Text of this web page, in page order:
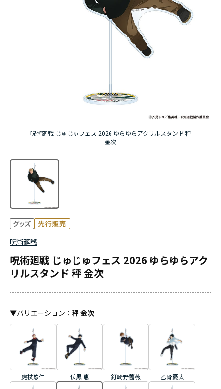
アニメ『僕のヒーローアカデミア』10周年
ハイキュー!!ジャージ＆ユニフォーム
『無職転生Ⅲ ～異世界行ったら本気だす～』
『ふつつかな悪女ではございますが ～雛宮蝶鼠と
呪術廻戦 じゅじゅフェス 2026 ゆらゆらアクリルスタンド 秤
金次
呪術廻戦
呪術廻戦 じゅじゅフェス 2026 ゆらゆらアク
リルスタンド 秤 金次
▼バリエーション ： 秤 金次
虎杖悠仁 伏黒 恵 釘崎野薔薇 乙骨憂太